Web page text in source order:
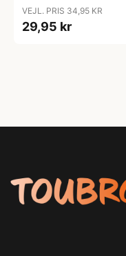
VEJL. PRIS 34,95 KR
29,95 kr